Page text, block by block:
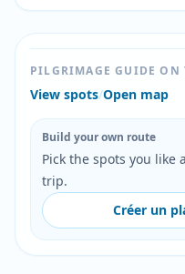
PILGRIMAGE GUIDE ON
View spots/Open map
Build your own route
Pick the spots you like
trip.
Créer un